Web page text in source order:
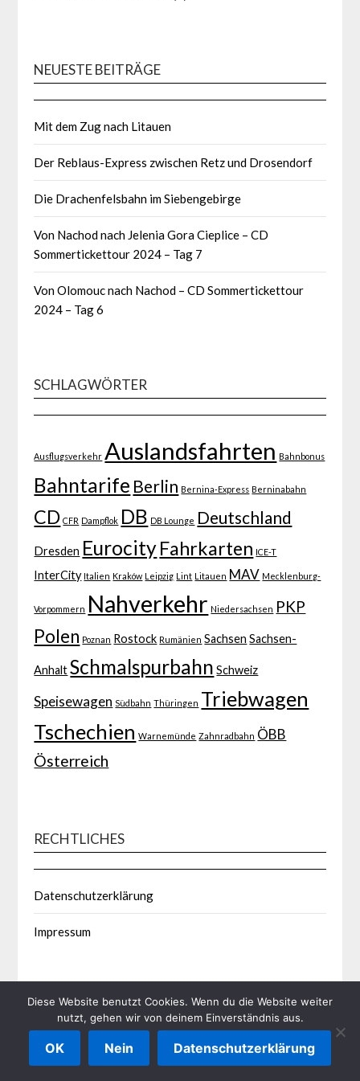
NEUESTE BEITRÄGE
Mit dem Zug nach Litauen
Der Reblaus-Express zwischen Retz und Drosendorf
Die Drachenfelsbahn im Siebengebirge
Von Nachod nach Jelenia Gora Cieplice – CD
Sommertickettour 2024 – Tag 7
Von Olomouc nach Nachod – CD Sommertickettour
2024 – Tag 6
SCHLAGWÖRTER
Ausflugsverkehr Auslandsfahrten Bahnbonus
Bahntarife Berlin Bernina-Express Berninabahn
CD CFR Dampflok DB DB Lounge Deutschland
Dresden EurocityFahrkarten ICE-T
InterCity Italien Kraków Leipzig Lint Litauen MAV Mecklenburg-
Vorpommern Nahverkehr Niedersachsen PKP
Polen Poznan Rostock Rumänien Sachsen Sachsen-
Anhalt Schmalspurbahn Schweiz
Speisewagen Südbahn Thüringen Triebwagen
Tschechien Warnemünde Zahnradbahn ÖBB
Österreich
RECHTLICHES
Datenschutzerklärung
Impressum
©2026 Bahnsozialstudie.de| Built using WordPress and
Diese Website benutzt Cookies. Wenn du die Website weiter
nutzt, gehen wir von deinem Einverständnis aus.
OK Nein Datenschutzerklärung